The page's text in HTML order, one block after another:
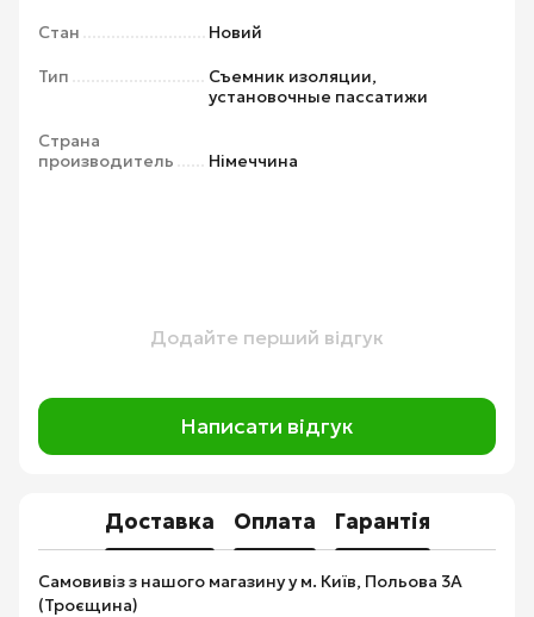
Стан Новий
Тип
Съемник изоляции,
установочные пассатижи
Страна
производитель
Німеччина
Додайте перший відгук
Написати відгук
Доставка Оплата Гарантія
Самовивіз з нашого магазину у м. Київ, Польова 3А
(Троєщина)